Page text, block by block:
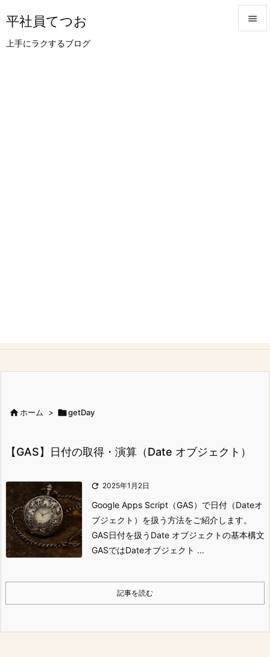
平社員てつお
上手にラクするブログ

ホーム > getDay
【GAS】日付の取得・演算（Date オブジェクト）
 2025年1月2日
Google Apps Script（GAS）で日付（Dateオ
ブジェクト）を扱う方法をご紹介します。
GAS日付を扱うDate オブジェクトの基本構文
GASではDateオブジェクト ...
記事を読む